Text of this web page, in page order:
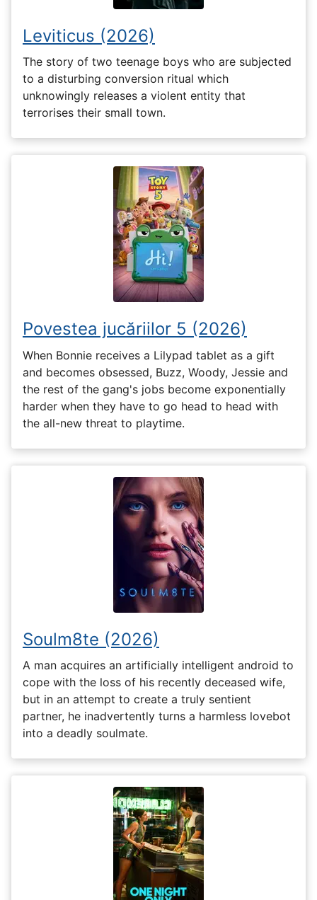
Leviticus (2026)
The story of two teenage boys who are subjected
to a disturbing conversion ritual which
unknowingly releases a violent entity that
terrorises their small town.
Povestea jucăriilor 5 (2026)
When Bonnie receives a Lilypad tablet as a gift
and becomes obsessed, Buzz, Woody, Jessie and
the rest of the gang's jobs become exponentially
harder when they have to go head to head with
the all-new threat to playtime.
Soulm8te (2026)
A man acquires an artificially intelligent android to
cope with the loss of his recently deceased wife,
but in an attempt to create a truly sentient
partner, he inadvertently turns a harmless lovebot
into a deadly soulmate.